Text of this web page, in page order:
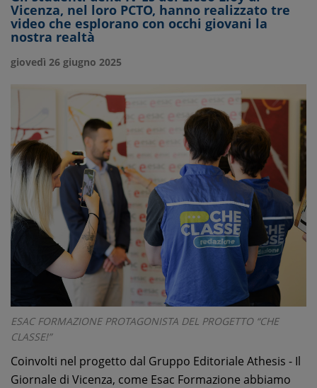
Vicenza, nel loro PCTO, hanno realizzato tre
video che esplorano con occhi giovani la
nostra realtà
giovedì 26 giugno 2025
ESAC FORMAZIONE PROTAGONISTA DEL PROGETTO “CHE
CLASSE!”
Coinvolti nel progetto dal Gruppo Editoriale Athesis - Il
Giornale di Vicenza, come Esac Formazione abbiamo